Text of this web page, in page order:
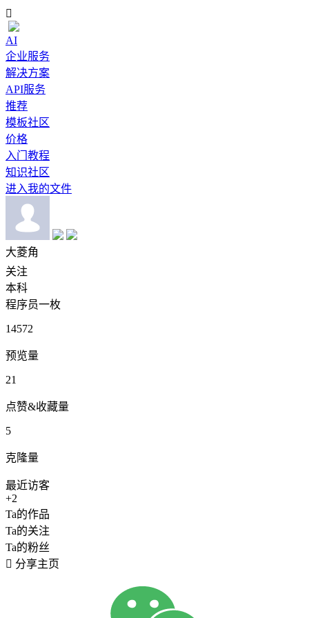

AI
企业服务
解决方案
API服务
推荐
模板社区
价格
入门教程
知识社区
进入我的文件
大菱角
关注
本科
程序员一枚
14572
预览量
21
点赞&收藏量
5
克隆量
最近访客
+2
Ta的作品
Ta的关注
Ta的粉丝
 分享主页